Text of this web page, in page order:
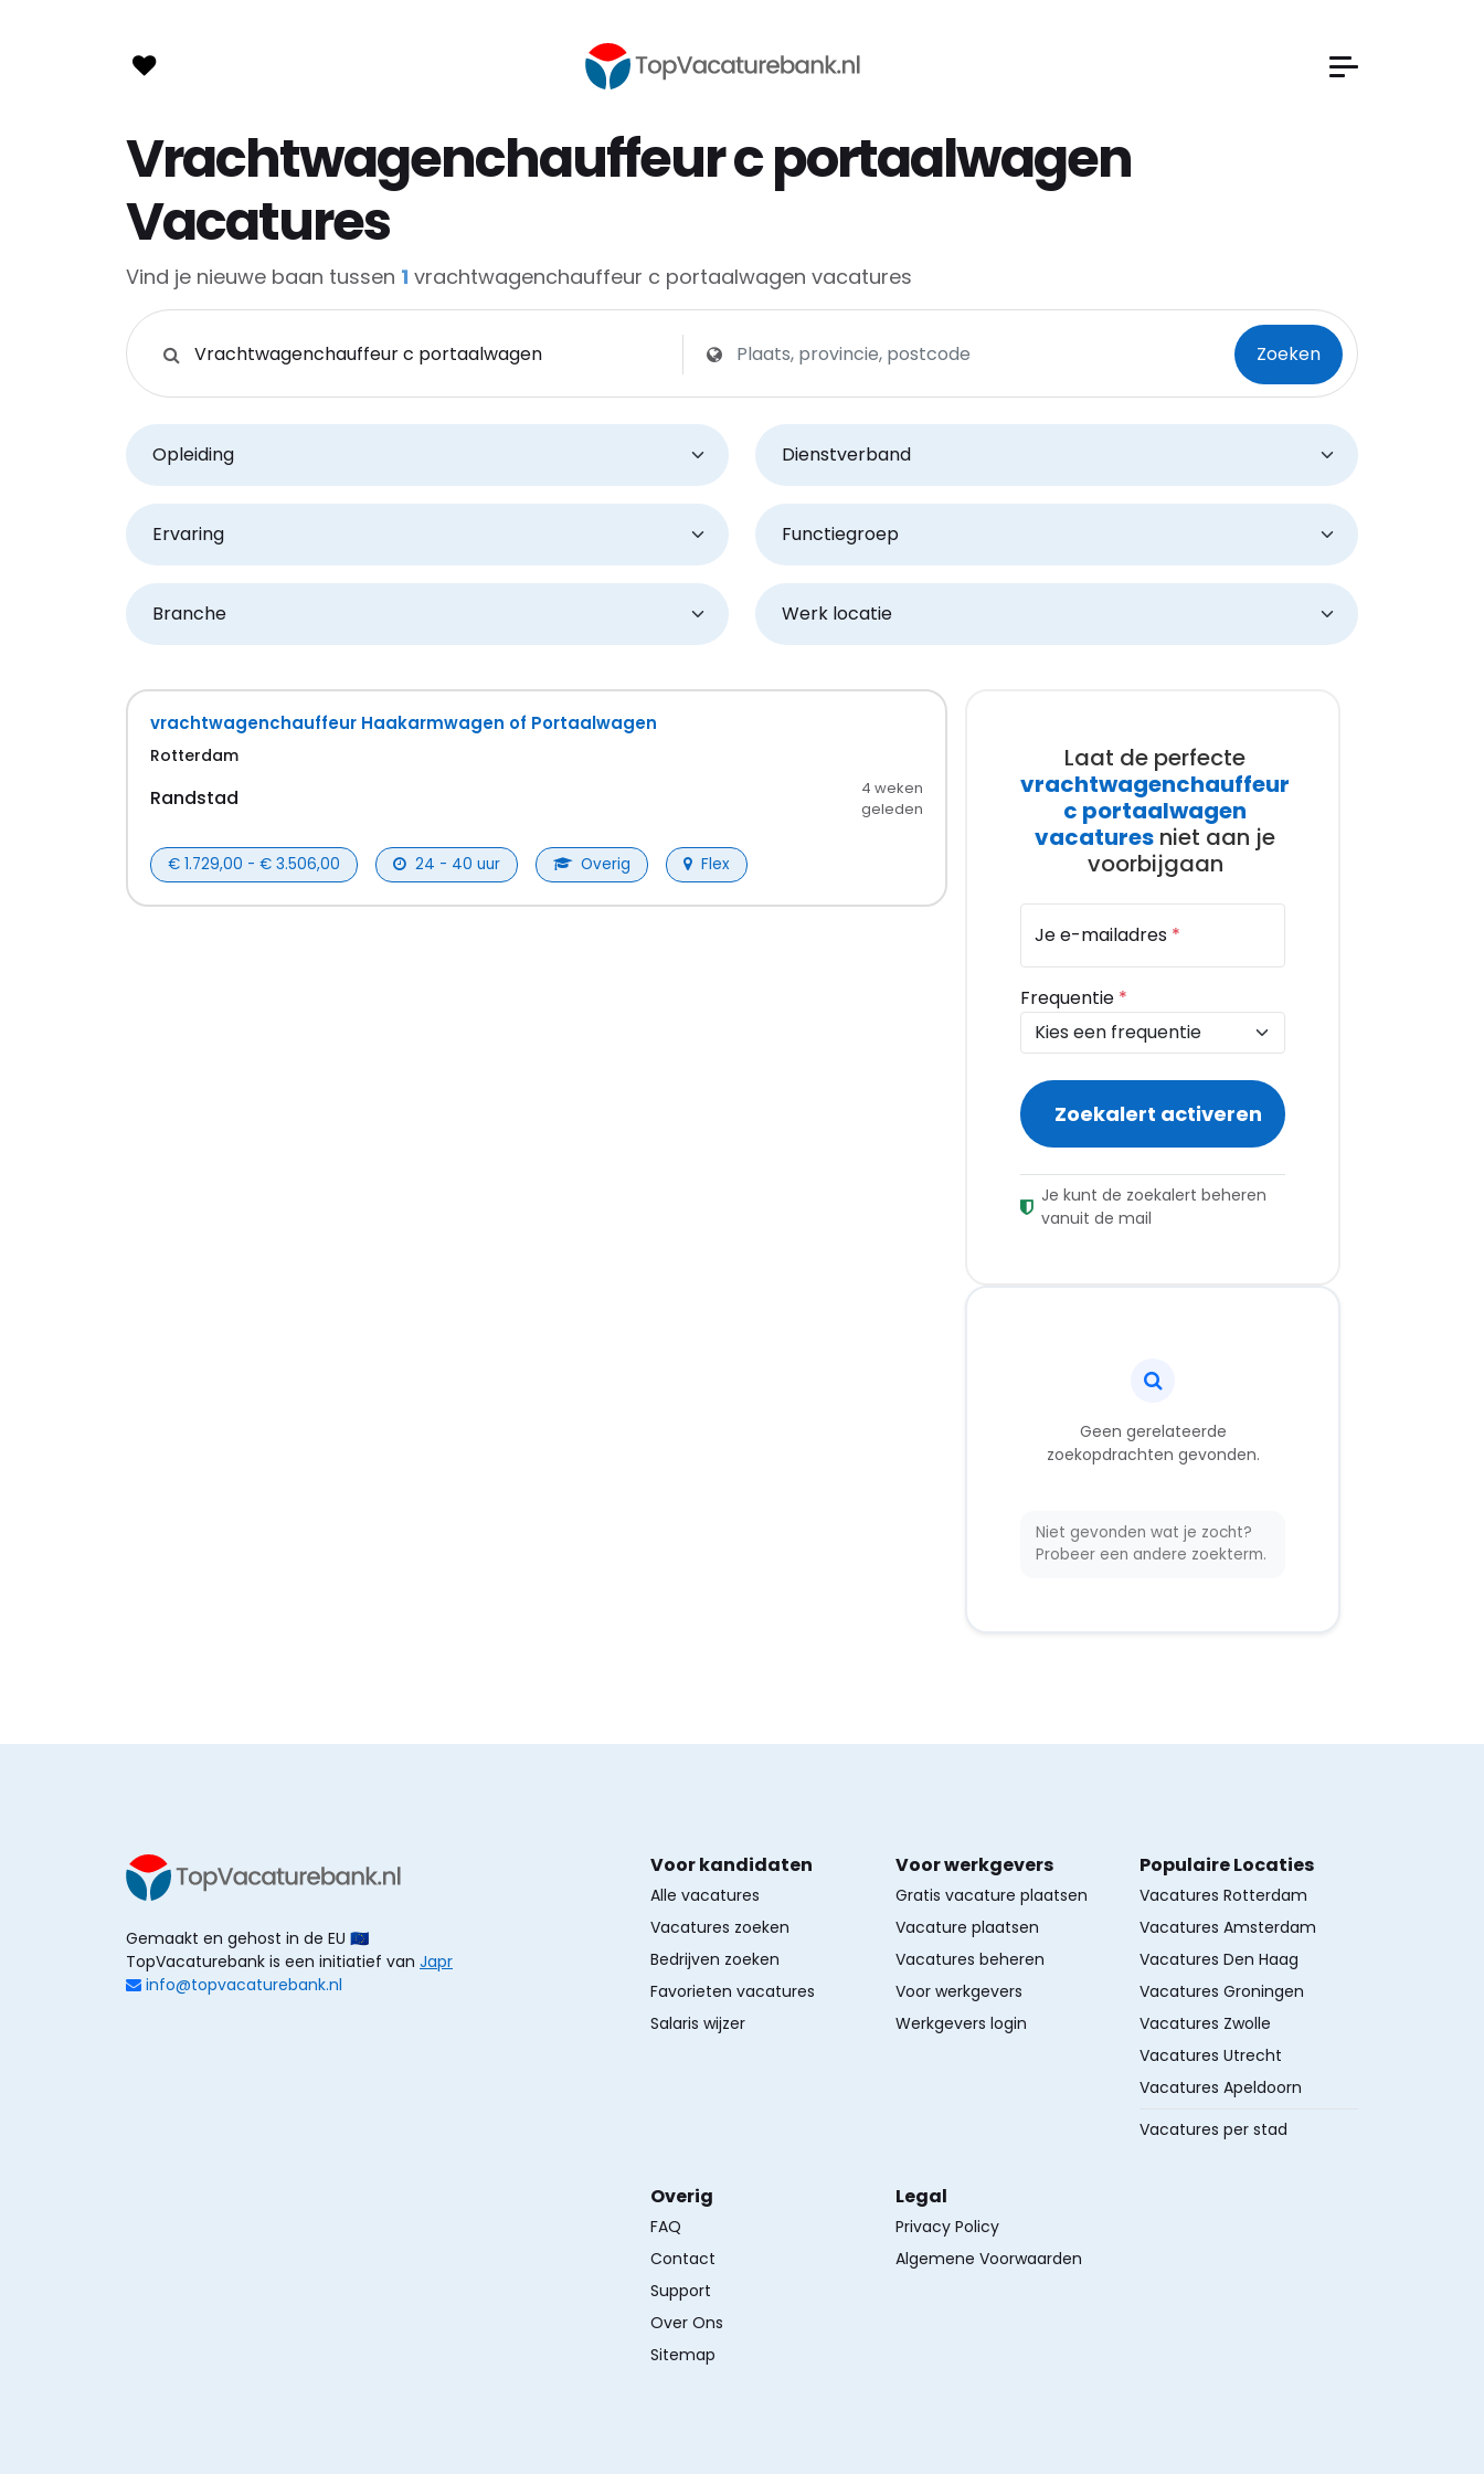
Vrachtwagenchauffeur c portaalwagen
Vacatures
Vind je nieuwe baan tussen 1 vrachtwagenchauffeur c portaalwagen vacatures
Zoeken op functie, trefwoorden of bedrijf Zoeken op plaats, provincie of postcode Zoeken
Opleiding Dienstverband
Ervaring Functiegroep
Branche Werk locatie
Laat de perfecte
vrachtwagenchauffeur
c portaalwagen
vacatures niet aan je
voorbijgaan
Je e-mailadres *
Frequentie *
Zoekalert activeren
Je kunt de zoekalert beheren
vanuit de mail
Geen gerelateerde
zoekopdrachten gevonden.
Niet gevonden wat je zocht?
Probeer een andere zoekterm.
vrachtwagenchauffeur Haakarmwagen of Portaalwagen
Rotterdam
Randstad
€ 1.729,00 - € 3.506,00 24 - 40 uur Overig Flex
4 weken
geleden
Gemaakt en gehost in de EU 🇪🇺
TopVacaturebank is een initiatief van Japr
info@topvacaturebank.nl
Voor kandidaten
Alle vacatures
Vacatures zoeken
Bedrijven zoeken
Favorieten vacatures
Salaris wijzer
Voor werkgevers
Gratis vacature plaatsen
Vacature plaatsen
Vacatures beheren
Voor werkgevers
Werkgevers login
Populaire Locaties
Vacatures Rotterdam
Vacatures Amsterdam
Vacatures Den Haag
Vacatures Groningen
Vacatures Zwolle
Vacatures Utrecht
Vacatures Apeldoorn
Vacatures per stad
Overig
FAQ
Contact
Support
Over Ons
Sitemap
Legal
Privacy Policy
Algemene Voorwaarden